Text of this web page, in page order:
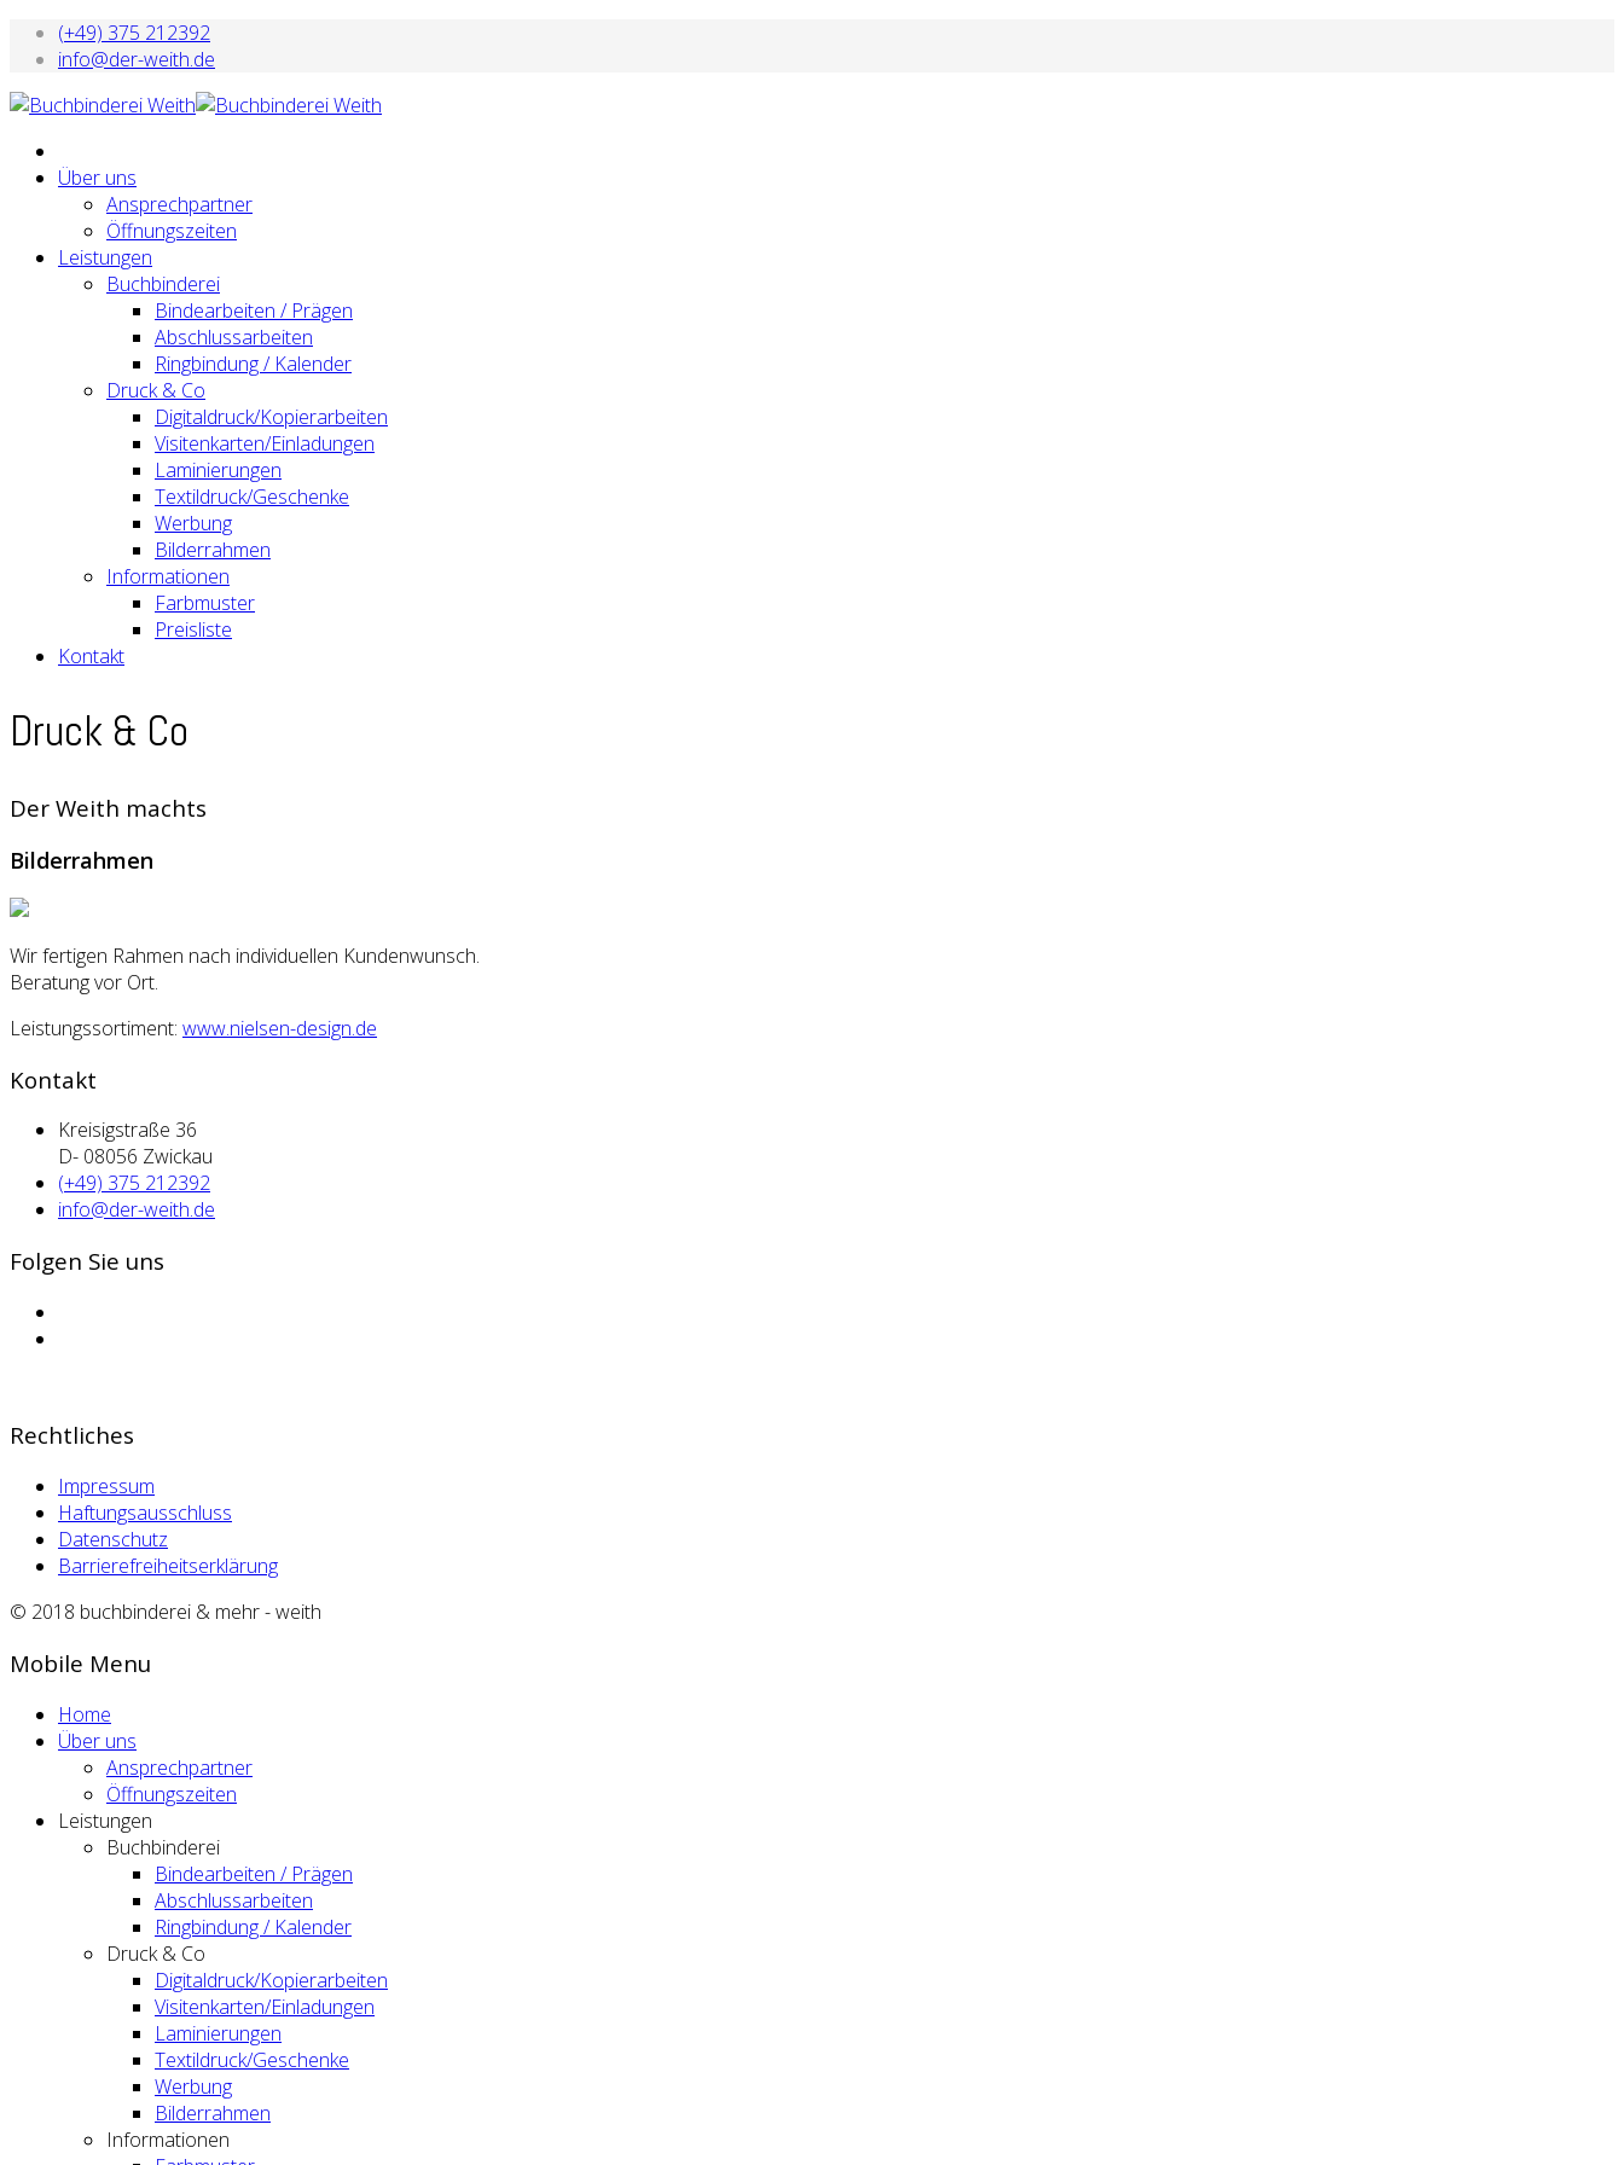
(+49) 375 212392
info@der-weith.de
Über uns
Ansprechpartner
Öffnungszeiten
Leistungen
Buchbinderei
Bindearbeiten / Prägen
Abschlussarbeiten
Ringbindung / Kalender
Druck & Co
Digitaldruck/Kopierarbeiten
Visitenkarten/Einladungen
Laminierungen
Textildruck/Geschenke
Werbung
Bilderrahmen
Informationen
Farbmuster
Preisliste
Kontakt
Druck & Co
Der Weith machts
Bilderrahmen
Wir fertigen Rahmen nach individuellen Kundenwunsch.
Beratung vor Ort.
Leistungssortiment: www.nielsen-design.de
Kontakt
Kreisigstraße 36
D- 08056 Zwickau
(+49) 375 212392
info@der-weith.de
Folgen Sie uns
Rechtliches
Impressum
Haftungsausschluss
Datenschutz
Barrierefreiheitserklärung
© 2018 buchbinderei & mehr - weith
Mobile Menu
Home
Über uns
Ansprechpartner
Öffnungszeiten
Leistungen
Buchbinderei
Bindearbeiten / Prägen
Abschlussarbeiten
Ringbindung / Kalender
Druck & Co
Digitaldruck/Kopierarbeiten
Visitenkarten/Einladungen
Laminierungen
Textildruck/Geschenke
Werbung
Bilderrahmen
Informationen